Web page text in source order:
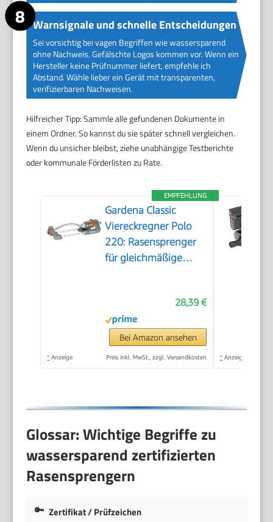
Warnsignale und schnelle Entscheidungen
Sei vorsichtig bei vagen Begriffen wie wassersparend
ohne Nachweis. Gefälschte Logos kommen vor. Wenn ein
Hersteller keine Prüfnummer liefert, empfehle ich
Abstand. Wähle lieber ein Gerät mit transparenten,
verifizierbaren Nachweisen.
Hilfreicher Tipp: Sammle alle gefundenen Dokumente in
einem Ordner. So kannst du sie später schnell vergleichen.
Wenn du unsicher bleibst, ziehe unabhängige Testberichte
oder kommunale Förderlisten zu Rate.
EMPFEHLUNG
Gardena Classic
Viereckregner Polo
220: Rasensprenger
für gleichmäßige
Reichweite 7-17 m,
Sprengweite max. 13
m, wartungsfrei dank
Edelstahl-
28,39 €
Bei Amazon ansehen
* Anzeige Preis inkl. MwSt., zzgl. Versandkosten * Anzeige
Glossar: Wichtige Begriffe zu
wassersparend zertifizierten
Rasensprengern
Zertifikat / Prüfzeichen